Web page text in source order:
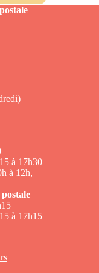
à 17h30
à 12h,
à 17h15